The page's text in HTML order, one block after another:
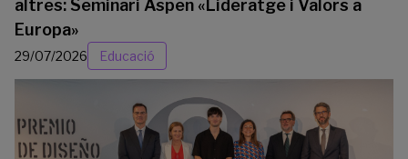
altres: Seminari Aspen «Lideratge i Valors a
Europa»
29/07/2026 Educació